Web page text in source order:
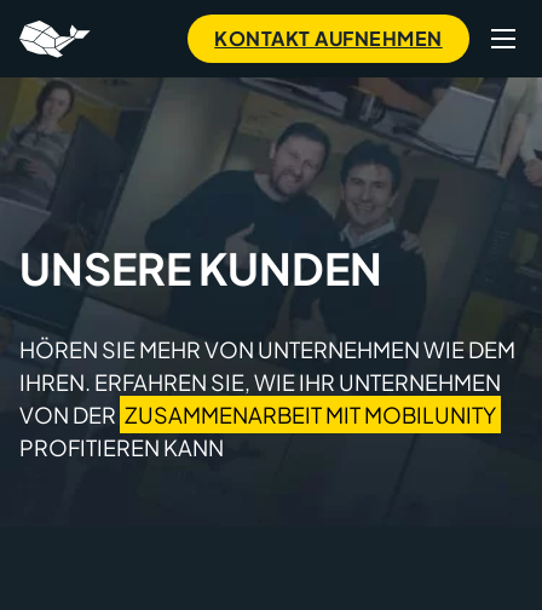
main
content
KONTAKT AUFNEHMEN
UNSERE KUNDEN
HÖREN SIE MEHR VON UNTERNEHMEN WIE DEM
IHREN. ERFAHREN SIE, WIE IHR UNTERNEHMEN
VON DER ZUSAMMENARBEIT MIT MOBILUNITY
PROFITIEREN KANN